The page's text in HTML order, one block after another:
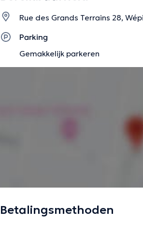
Vous êtes au bon endroit si vous
de blocages émotionnels ou
transition.
Rue des Grands Terrains 28,
Parking
Gemakkelijk parkeren
Betalingsmethoden